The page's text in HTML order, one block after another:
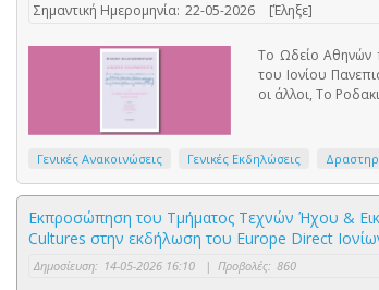
Σημαντική Ημερομηνία: 22-05-2026 [Έληξε]
Το Ωδείο Αθηνών
του Ιονίου
οι άλλοι, Το
Γενικές Ανακοινώσεις Γενικές Εκδηλώσεις
Εκπροσώπηση του Τμήματος Τεχνών Ήχου &
Cultures στην εκδήλωση του Europe Direct
Δημοσίευση: 14-05-2026 16:10 | Προβολές: 860